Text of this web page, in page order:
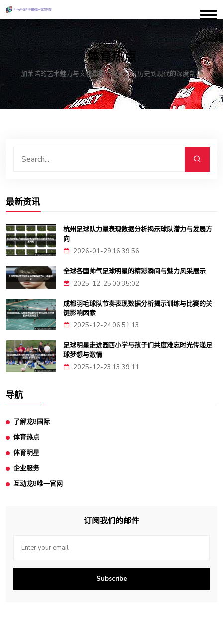
体育热点
加莱诺的艺术魅力与文化影响力探讨：从历史到现代的深度剖析
最新资讯
杭州足球队力量表现数据分析揭示球队潜力与发展方
向
2026-01-29 16:39:56
全球各国帅气足球明星的精彩瞬间与魅力风采展示
2025-12-25 00:35:02
成都羽毛球队节奏表现数据分析揭示训练与比赛的关
键影响因素
2025-12-24 06:51:13
足球明星走进园西小学与孩子们共度难忘时光传递足
球梦想与激情
2025-12-23 13:39:11
导航
了解龙8国际
体育热点
体育明星
企业服务
互动龙8唯一官网
订阅我们的邮件
Subscribe